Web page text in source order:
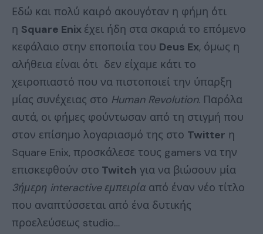
Εδώ και πολύ καιρό ακουγόταν η φήμη ότι
η Square Enix έχει ήδη στα σκαριά το επόμενο
κεφάλαιο στην εποποιία του Deus Ex, όμως η
αλήθεια είναι ότι δεν είχαμε κάτι το
χειροπιαστό που να πιστοποιεί την ύπαρξη
μίας συνέχειας στο Human Revolution. Παρόλα
αυτά, οι φήμες φούντωσαν από τη στιγμή που
στον επίσημο λογαριασμό της στο Twitter η
Square Enix, προσκάλεσε τους gamers να την
επισκεφθούν στο Twitch για να βιώσουν μία
3ήμερη interactive εμπειρία από έναν νέο τίτλο
που αναπτύσσεται από ένα δυτικής
προελεύσεως studio…